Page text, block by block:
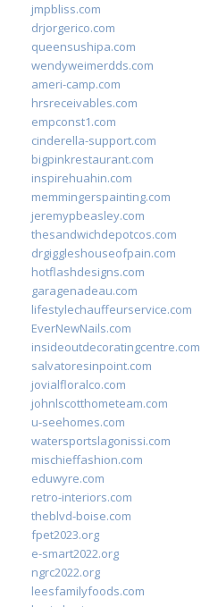
jmpbliss.com
drjorgerico.com
queensushipa.com
wendyweimerdds.com
ameri-camp.com
hrsreceivables.com
empconst1.com
cinderella-support.com
bigpinkrestaurant.com
inspirehuahin.com
memmingerspainting.com
jeremypbeasley.com
thesandwichdepotcos.com
drgiggleshouseofpain.com
hotflashdesigns.com
garagenadeau.com
lifestylechauffeurservice.com
EverNewNails.com
insideoutdecoratingcentre.com
salvatoresinpoint.com
jovialfloralco.com
johnlscotthometeam.com
u-seehomes.com
watersportslagonissi.com
mischieffashion.com
eduwyre.com
retro-interiors.com
theblvd-boise.com
fpet2023.org
e-smart2022.org
ngrc2022.org
leesfamilyfoods.com